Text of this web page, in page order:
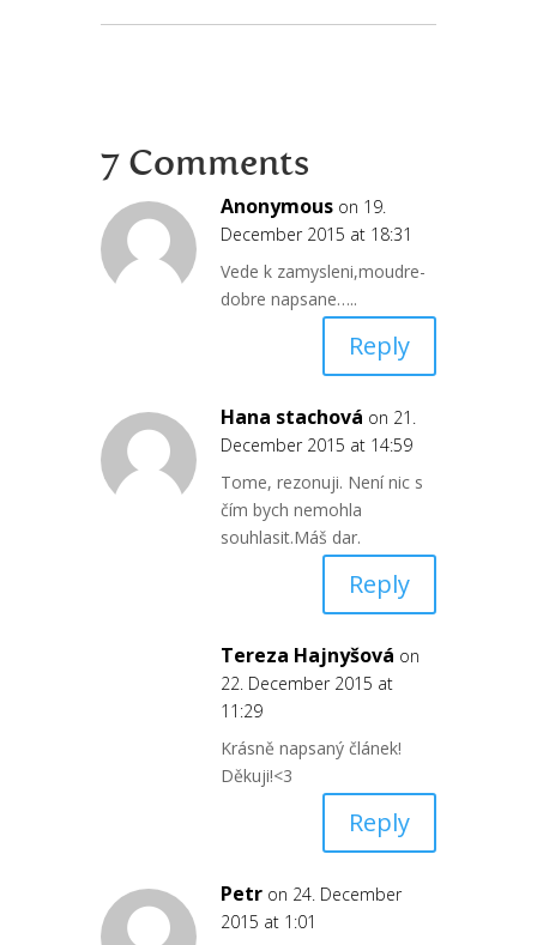
7 Comments
Anonymous on 19.
December 2015 at 18:31
Vede k zamysleni,moudre-
dobre napsane…..
Reply
Hana stachová on 21.
December 2015 at 14:59
Tome, rezonuji. Není nic s
čím bych nemohla
souhlasit.Máš dar.
Reply
Tereza Hajnyšová on
22. December 2015 at
11:29
Krásně napsaný článek!
Děkuji!<3
Reply
Petr on 24. December
2015 at 1:01